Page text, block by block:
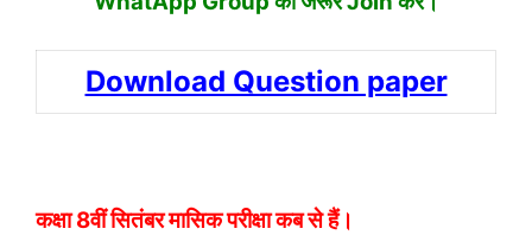
Download Question paper
कक्षा 8वीं सितंबर मासिक परीक्षा कब से हैं।